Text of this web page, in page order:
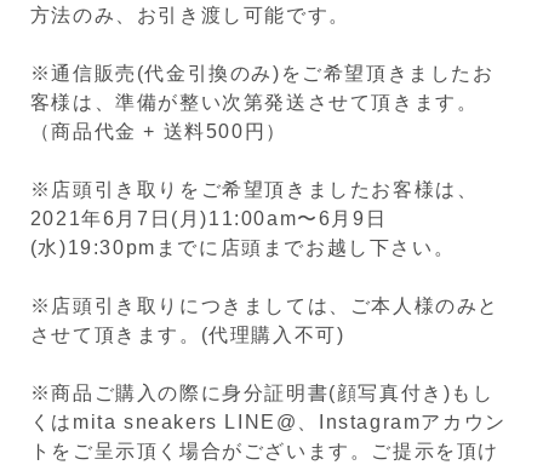
方法のみ、お引き渡し可能です。
※通信販売(代金引換のみ)をご希望頂きましたお
客様は、準備が整い次第発送させて頂きます。
（商品代金 + 送料500円）
※店頭引き取りをご希望頂きましたお客様は、
2021年6月7日(月)11:00am〜6月9日
(水)19:30pmまでに店頭までお越し下さい。
※店頭引き取りにつきましては、ご本人様のみと
させて頂きます。(代理購入不可)
※商品ご購入の際に身分証明書(顔写真付き)もし
くはmita sneakers LINE@、Instagramアカウン
トをご呈示頂く場合がございます。ご提示を頂け